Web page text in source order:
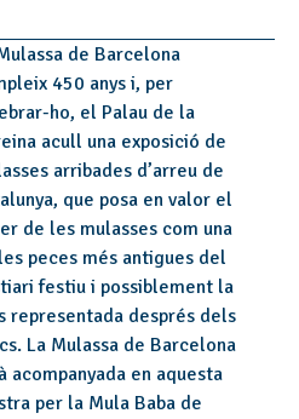
de Barcelona
450 anys i, per
ho, el Palau de la
acull una exposició de
arribades d’arreu de
que posa en valor el
de les mulasses com una
peces més antigues del
festiu i possiblement la
representada després dels
La Mulassa de Barcelona
acompanyada en aquesta
per la Mula Baba de